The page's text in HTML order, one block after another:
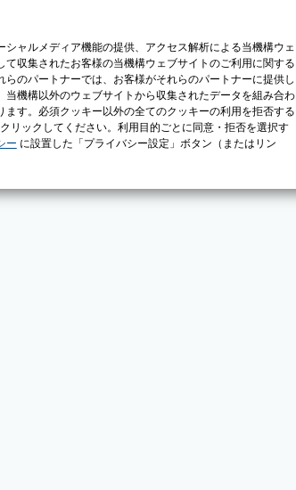
ャルメディア機能の提供、アクセス解析による当機構ウェ
収集されたお客様の当機構ウェブサイトのご利用に関する
のパートナーでは、お客様がそれらのパートナーに提供し
機構以外のウェブサイトから収集されたデータを組み合わ
す。必須クッキー以外の全てのクッキーの利用を拒否する
リックしてください。利用目的ごとに同意・拒否を選択す
ー に設置した「プライバシー設定」ボタン（またはリン